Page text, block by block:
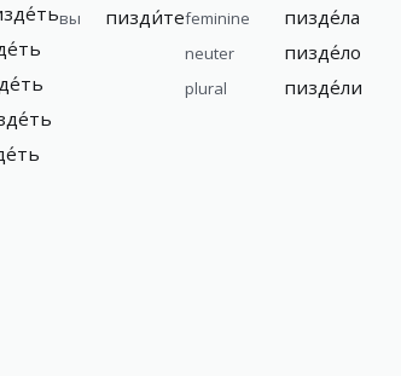
вы пизди́теfeminine пизде́ла
neuter пизде́ло
plural пизде́ли